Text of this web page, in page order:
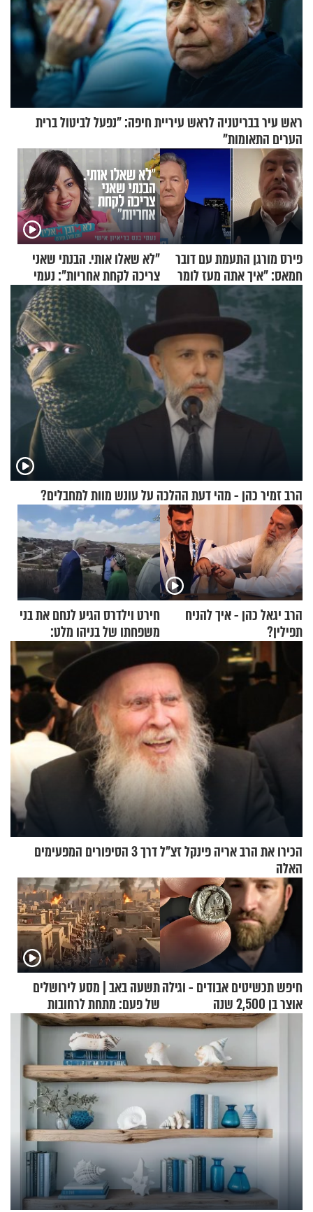
ראש עיר בבריטניה לראש עיריית חיפה: ״נפעל לביטול ברית
הערים התאומות״
פירס מורגן התעמת עם דובר
חמאס: "איך אתה מעז לומר
שלא ביצעתם פשעי מלחמה?!"
"לא שאלו אותי. הבנתי שאני
צריכה לקחת אחריות": נעמי
בנט בריאיון אישי
הרב זמיר כהן - מהי דעת ההלכה על עונש מוות למחבלים?
הרב יגאל כהן - איך להניח
תפילין?
חירט וילדרס הגיע לנחם את בני
משפחתו של בניהו מלט:
"מיליונים באירופה תומכים
בכם"
הכירו את הרב אריה פינקל זצ"ל דרך 3 הסיפורים המפעימים
האלה
חיפש תכשיטים אבודים - וגילה
אוצר בן 2,500 שנה
תשעה באב | מסע לירושלים
של פעם: מתחת לרחובות
ירושלים